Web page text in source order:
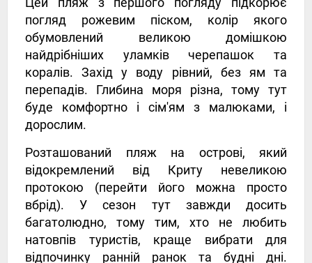
погляд рожевим піском, колір якого
обумовлений великою домішкою
найдрібніших уламків черепашок та
коралів. Захід у воду рівний, без ям та
перепадів. Глибина моря різна, тому тут
буде комфортно і сім'ям з малюками, і
дорослим.
Розташований пляж на острові, який
відокремлений від Криту невеликою
протокою (перейти його можна просто
вбрід). У сезон тут завжди досить
багатолюдно, тому тим, хто не любить
натовпів туристів, краще вибрати для
відпочинку ранній ранок та будні дні.